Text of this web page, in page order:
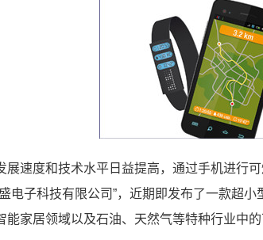
展速度和技术水平日益提高，通过手机进行
电子科技有限公司”，近期即发布了一款超
能家居领域以及石油、天然气等特种行业中的